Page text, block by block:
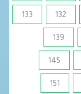
132
133
139
145
151